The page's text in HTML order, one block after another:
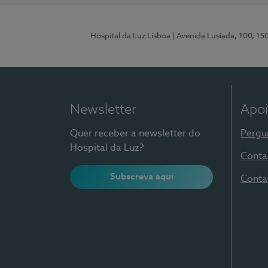
Hospital da Luz Lisboa | Avenida Lusíada, 100,
Newsletter
Quer receber a newsletter do
Hospital da Luz?
Subscreva aqui